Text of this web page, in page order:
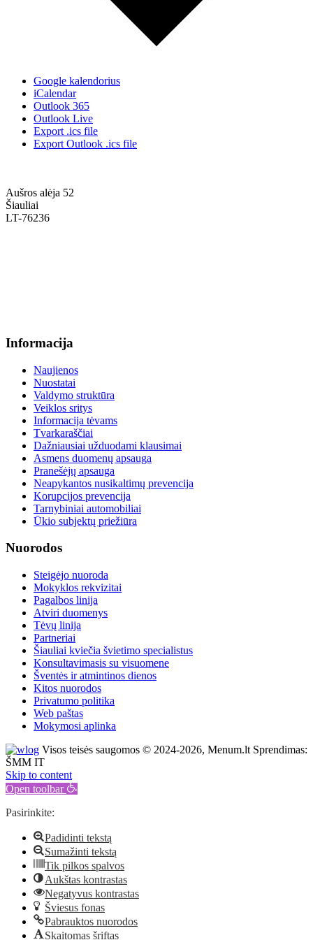
Google kalendorius
iCalendar
Outlook 365
Outlook Live
Export .ics file
Export Outlook .ics file
Aušros alėja 52
Šiauliai
LT-76236
Informacija
Naujienos
Nuostatai
Valdymo struktūra
Veiklos sritys
Informacija tėvams
Tvarkaraščiai
Dažniausiai užduodami klausimai
Asmens duomenų apsauga
Pranešėjų apsauga
Neapykantos nusikaltimų prevencija
Korupcijos prevencija
Tarnybiniai automobiliai
Ūkio subjektų priežiūra
Nuorodos
Steigėjo nuoroda
Mokyklos rekvizitai
Pagalbos linija
Atviri duomenys
Tėvų linija
Partneriai
Šiauliai kviečia švietimo specialistus
Konsultavimasis su visuomene
Šventės ir atmintinos dienos
Kitos nuorodos
Privatumo politika
Web paštas
Mokymosi aplinka
Visos teisės saugomos © 2024-2026, Menum.lt Sprendimas:
ŠMM IT
Skip to content
Open toolbar
Pasirinkite:
Padidinti tekstą
Sumažinti tekstą
Tik pilkos spalvos
Aukštas kontrastas
Negatyvus kontrastas
Šviesus fonas
Pabrauktos nuorodos
Skaitomas šriftas